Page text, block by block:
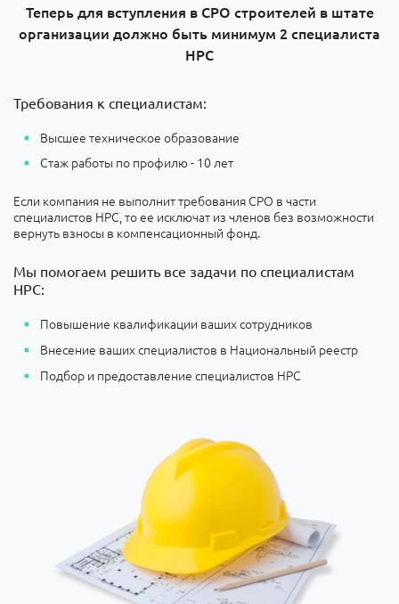
Теперь для вступления в СРО строителей в штате
организации должно быть минимум 2 специалиста
НРС
Требования к специалистам:
Высшее техническое образование
Стаж работы по профилю - 10 лет
Если компания не выполнит требования СРО в части
специалистов НРС, то ее исключат из членов без возможности
вернуть взносы в компенсационный фонд.
Мы помогаем решить все задачи по специалистам
НРС:
Повышение квалификации ваших сотрудников
Внесение ваших специалистов в Национальный реестр
Подбор и предоставление специалистов НРС